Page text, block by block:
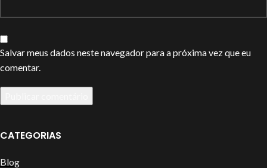
Salvar meus dados neste navegador para a próxima vez que eu
comentar.
CATEGORIAS
Blog